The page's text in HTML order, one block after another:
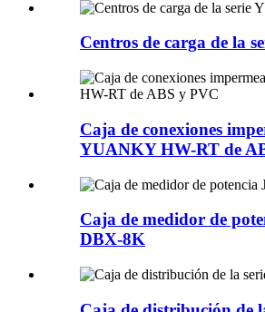
Centros de carga de la
Caja de conexiones
YUANKY HW-RT de
Caja de medidor de
DBX-8K